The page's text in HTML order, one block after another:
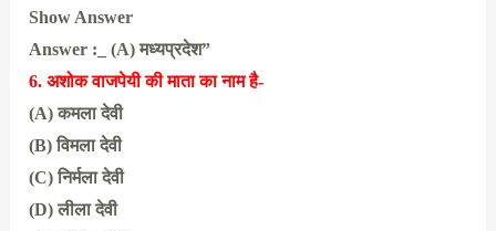
Show Answer
Answer :_ (A) मध्यप्रदेश”
6. अशोक वाजपेयी की माता का नाम है-
(A) कमला देवी
(B) विमला देवी
(C) निर्मला देवी
(D) लीला देवी